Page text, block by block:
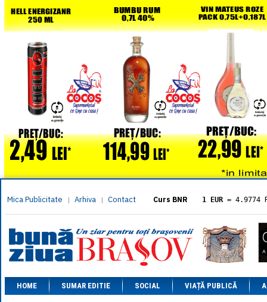
Mica Publicitate | Arhiva | Contact Curs BNR 1 EUR = 4.9774
= 5.8304
1 XAU= 464.4611
1 AED= 1.1933
1 AUD= 2.7957
1 BGN= 2.5449
1 CAD= 3.1559
1 CHF= 5.2813
HOME SUMAR EDITIE SOCIAL VIAȚĂ PUBLICĂ